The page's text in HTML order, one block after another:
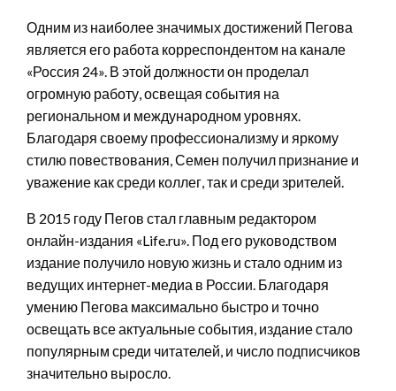
Одним из наиболее значимых достижений Пегова
является его работа корреспондентом на канале
«Россия 24». В этой должности он проделал
огромную работу, освещая события на
региональном и международном уровнях.
Благодаря своему профессионализму и яркому
стилю повествования, Семен получил признание и
уважение как среди коллег, так и среди зрителей.
В 2015 году Пегов стал главным редактором
онлайн-издания «Life.ru». Под его руководством
издание получило новую жизнь и стало одним из
ведущих интернет-медиа в России. Благодаря
умению Пегова максимально быстро и точно
освещать все актуальные события, издание стало
популярным среди читателей, и число подписчиков
значительно выросло.